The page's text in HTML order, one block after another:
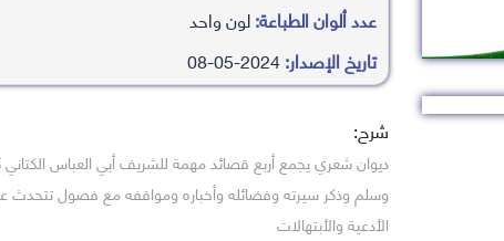
عدد ألوان الطباعة:لون واحد
تاريخ الإصدار:2024-05-08
شرح:
ديوان شعري يجمع أربع قصائد مهمة للشريف أبي العباس
وسلم وذكر سيرته وفضائله وأخباره ومواقفه مع فصول تتحدث
الأدعية والأبتهالات